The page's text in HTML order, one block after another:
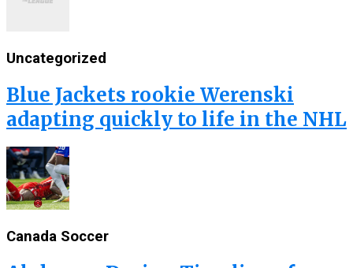
Uncategorized
Blue Jackets rookie Werenski
adapting quickly to life in the NHL
Canada Soccer